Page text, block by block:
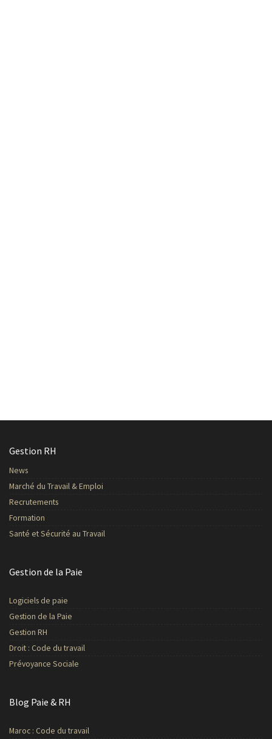
Gestion RH
News
Marché du Travail & Emploi
Recrutements
Formation
Santé et Sécurité au Travail
Gestion de la Paie
Logiciels de paie
Gestion de la Paie
Gestion RH
Droit : Code du travail
Prévoyance Sociale
Blog Paie & RH
Maroc : Code du travail